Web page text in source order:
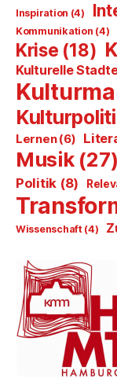
Inspiration (4)
Kommunikation (4)
Krise (18)
Kulturelle
Lernen(6)
Musik(27)
Politik (8)
Wissenschaft(4)